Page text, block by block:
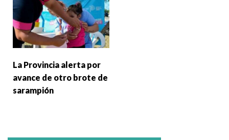
La Provincia alerta por
avance de otro brote de
sarampión